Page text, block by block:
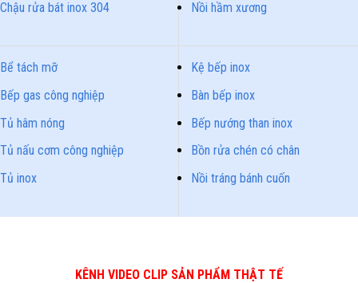
Chậu rửa bát inox 304
Nồi hầm xương
Bể tách mỡ
Bếp gas công nghiệp
Tủ hâm nóng
Tủ nấu cơm công nghiệp
Tủ inox
Kệ bếp inox
Bàn bếp inox
Bếp nướng than inox
Bồn rửa chén có chân
Nồi tráng bánh cuốn
KÊNH VIDEO CLIP SẢN PHẨM THẬT TẾ